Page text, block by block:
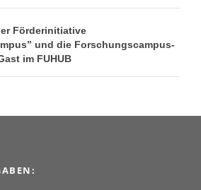
Förderinitiative
und die Forschungscampus-
im FUHUB